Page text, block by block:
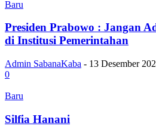
Baru
Presiden Prabowo : Jangan
di Institusi Pemerintahan
Admin SabanaKaba - 13 Desember
0
Baru
Silfia Hanani